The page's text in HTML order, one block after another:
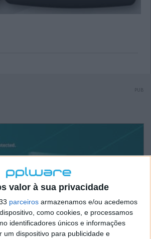
valor à sua privacidade
parceiros armazenamos e/ou acedemos
como cookies, e processamos
identificadores únicos e informações
um dispositivo para publicidade e
PUB